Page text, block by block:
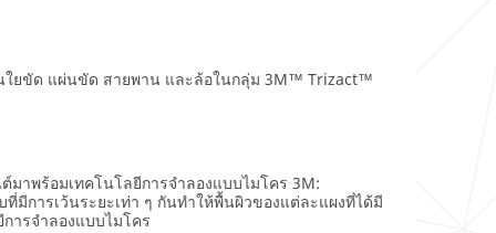
ใยขัด แผ่นขัด สายพาน และล้อในกลุ่ม 3M™ Trizact™
าพร้อมเทคโนโลยีการจำลองแบบไมโคร 3M:
มีการเว้นระยะเท่า ๆ กันทำให้พื้นผิวของแต่ละแผงที่ได้มี
ารจำลองแบบไมโคร